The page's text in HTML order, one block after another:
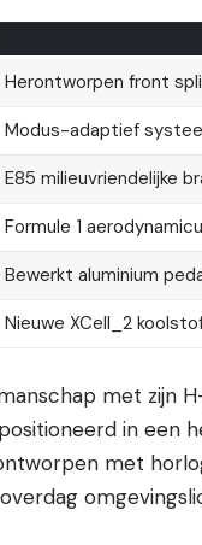
Herontworpen front
Modus-adaptief
E85 milieuvriendelijke
Formule 1
Bewerkt aluminium
Nieuwe XCell_2
met zijn
in een
met